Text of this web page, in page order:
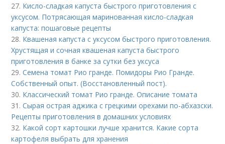
27. Кисло-сладкая капуста быстрого приготовления с
уксусом. Потрясающая маринованная кисло-сладкая
капуста: пошаговые рецепты
28. Квашеная капуста с уксусом быстрого приготовления.
Хрустящая и сочная квашеная капуста быстрого
приготовления в банке за сутки без уксуса
29.Семена томат Рио гранде. Помидоры Рио Гранде.
Собственный опыт. (Восстановленный пост).
30. Классический томат Рио гранде. Описание томата
31.Сырая острая аджика с грецкими орехами по-абхазски.
Рецепты приготовления в домашних условиях
32. Какой сорт картошки лучше хранится. Какие сорта
картофеля выбрать для хранения